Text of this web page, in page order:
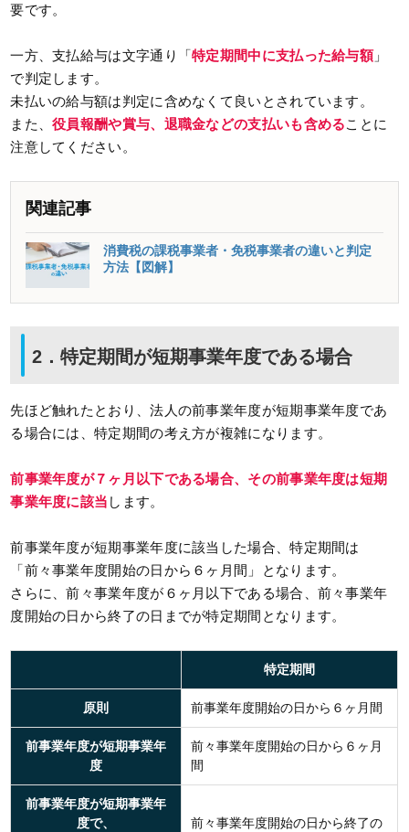
要です。
一方、支払給与は文字通り「特定期間中に支払った給与額」
で判定します。
未払いの給与額は判定に含めなくて良いとされています。
また、役員報酬や賞与、退職金などの支払いも含めることに
注意してください。
関連記事
消費税の課税事業者・免税事業者の違いと判定
方法【図解】
2．特定期間が短期事業年度である場合
先ほど触れたとおり、法人の前事業年度が短期事業年度であ
る場合には、特定期間の考え方が複雑になります。
前事業年度が７ヶ月以下である場合、その前事業年度は短期
事業年度に該当 します。
前事業年度が短期事業年度に該当した場合、特定期間は
「前々事業年度開始の日から６ヶ月間」となります。
さらに、前々事業年度が６ヶ月以下である場合、前々事業年
度開始の日から終了の日までが特定期間となります。
特定期間
原則 前事業年度開始の日から６ヶ月間
前事業年度が短期事業年
度
前々事業年度開始の日から６ヶ月
間
前事業年度が短期事業年
度で、
前々事業年度開始の日から終了の